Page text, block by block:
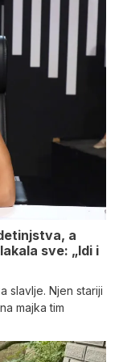
a
sve: „Idi i
slavlje. Njen stariji
majka tim